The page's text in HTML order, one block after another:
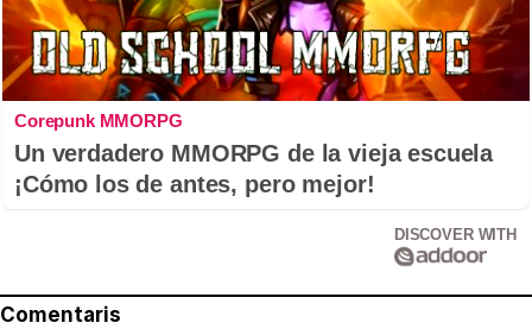
Corepunk MMORPG
Un verdadero MMORPG de la vieja escuela
¡Cómo los de antes, pero mejor!
DISCOVER WITH
Comentaris